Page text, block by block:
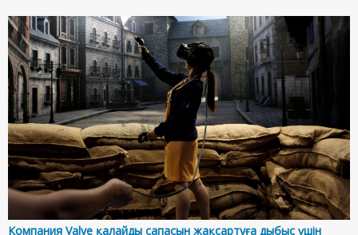
Компания Valve қалайды сапасын жақсартуға дыбыс үшін